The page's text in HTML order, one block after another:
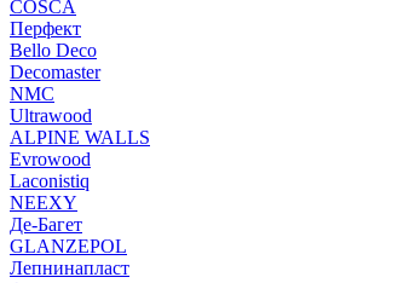
COSCA
Перфект
Bello Deco
Decomaster
NMС
Ultrawood
ALPINE WALLS
Evrowood
Laconistiq
NEEXY
Де-Багет
GLANZEPOL
Лепнинапласт